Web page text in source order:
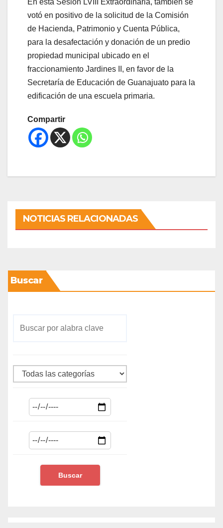
En esta Sesión LVIII Extraordinaria, también se
votó en positivo de la solicitud de la Comisión
de Hacienda, Patrimonio y Cuenta Pública,
para la desafectación y donación de un predio
propiedad municipal ubicado en el
fraccionamiento Jardines II, en favor de la
Secretaría de Educación de Guanajuato para la
edificación de una escuela primaria.
Compartir
NOTICIAS RELACIONADAS
Buscar